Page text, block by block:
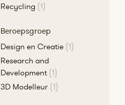
Recycling (1)
Beroepsgroep
Design en Creatie (1)
Research and
Development (1)
3D Modelleur (1)